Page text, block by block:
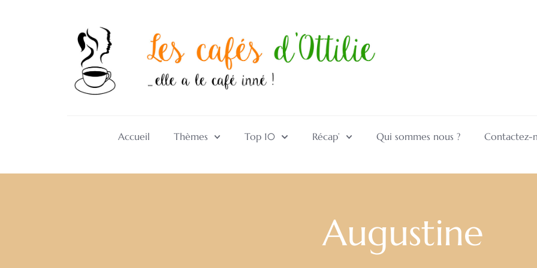
Accueil Thèmes Top 10 Récap’ Qui sommes nous ? Contactez-
Augustine